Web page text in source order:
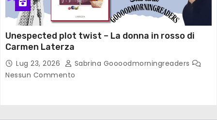
Unespected plot twist – La donna in rosso di
Carmen Laterza
Lug 23, 2026
Sabrina Goooodmorningreaders
Nessun Commento